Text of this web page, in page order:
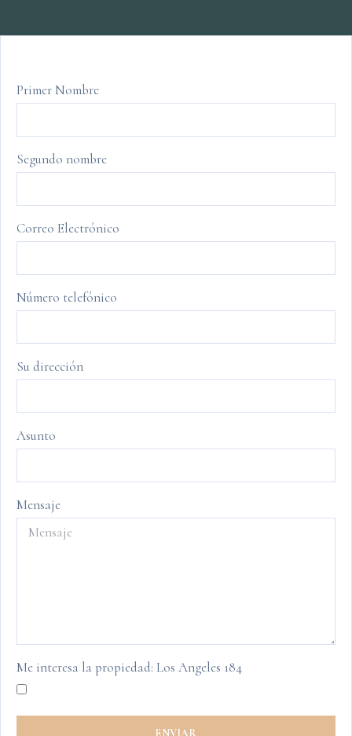
Primer Nombre
Segundo nombre
Correo Electrónico
Número telefónico
Su dirección
Asunto
Mensaje
Me interesa la propiedad: Los Angeles 184